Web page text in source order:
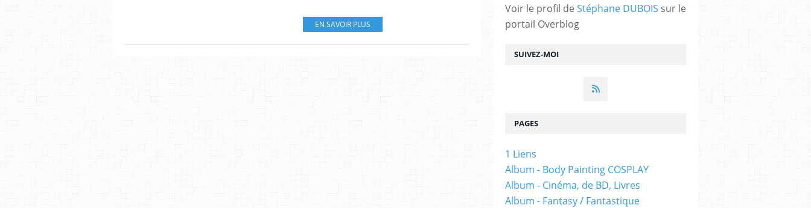
EN SAVOIR PLUS
SUIVEZ-MOI
Voir le profil de Stéphane DUBOIS sur le
portail Overblog
PAGES
1 Liens
Album - Body Painting COSPLAY
Album - Cinéma, de BD, Livres
Album - Fantasy / Fantastique